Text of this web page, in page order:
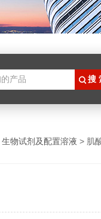
生物试剂及配置溶液 > 肌